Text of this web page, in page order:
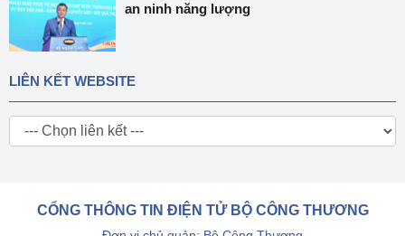
an ninh năng lượng
LIÊN KẾT WEBSITE
CỔNG THÔNG TIN ĐIỆN TỬ BỘ CÔNG THƯƠNG